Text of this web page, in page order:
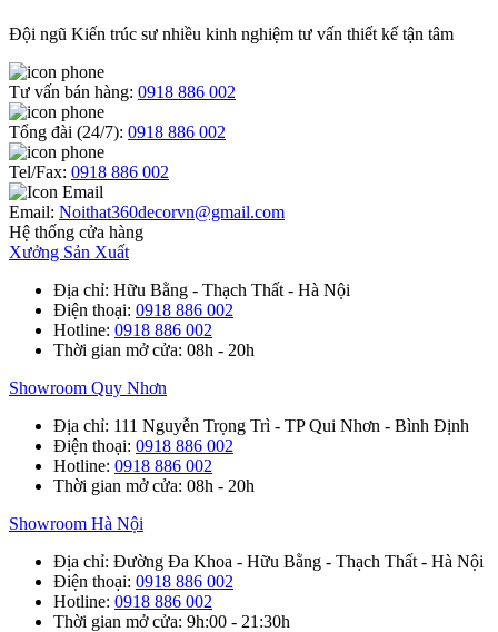
Đội ngũ Kiến trúc sư nhiều kinh nghiệm tư vấn thiết kế tận tâm
Tư vấn bán hàng: 0918 886 002
Tổng đài (24/7): 0918 886 002
Tel/Fax: 0918 886 002
Email: Noithat360decorvn@gmail.com
Hệ thống cửa hàng
Xưởng Sản Xuất
Địa chỉ: Hữu Bằng - Thạch Thất - Hà Nội
Điện thoại: 0918 886 002
Hotline: 0918 886 002
Thời gian mở cửa: 08h - 20h
Showroom Quy Nhơn
Địa chỉ: 111 Nguyễn Trọng Trì - TP Qui Nhơn - Bình Định
Điện thoại: 0918 886 002
Hotline: 0918 886 002
Thời gian mở cửa: 08h - 20h
Showroom Hà Nội
Địa chỉ: Đường Đa Khoa - Hữu Bằng - Thạch Thất - Hà Nội
Điện thoại: 0918 886 002
Hotline: 0918 886 002
Thời gian mở cửa: 9h:00 - 21:30h